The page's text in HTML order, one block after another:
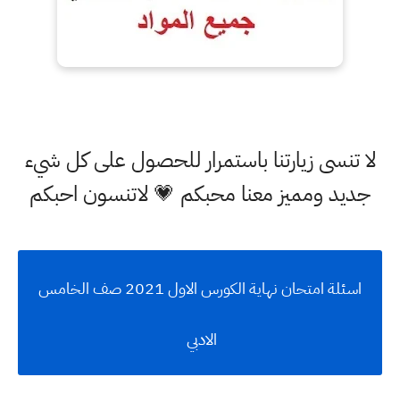
لا تنسى زيارتنا باستمرار للحصول على كل شيء
جديد ومميز معنا محبكم 💗 لاتنسون احبكم
اسئلة امتحان نهاية الكورس الاول 2021 صف الخامس
الادبي